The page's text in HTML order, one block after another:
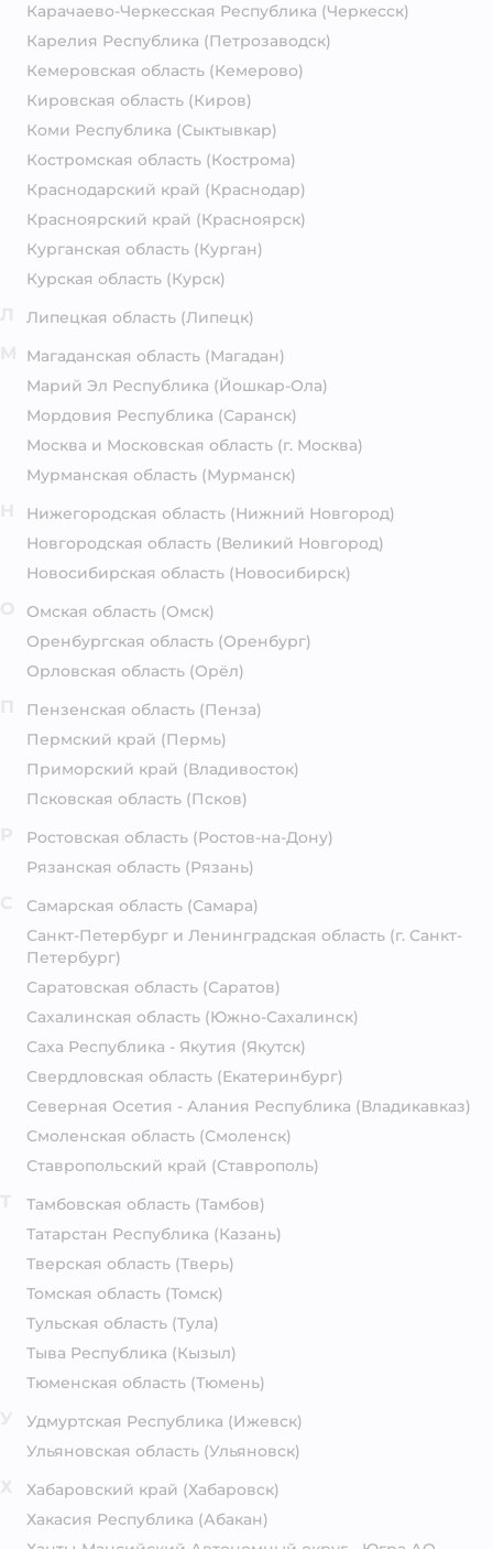
Карачаево-Черкесская Республика (Черкесск)
Карелия Республика (Петрозаводск)
Кемеровская область (Кемерово)
Кировская область (Киров)
Коми Республика (Сыктывкар)
Костромская область (Кострома)
Краснодарский край (Краснодар)
Красноярский край (Красноярск)
Курганская область (Курган)
Курская область (Курск)
Липецкая область (Липецк)
Магаданская область (Магадан)
Марий Эл Республика (Йошкар-Ола)
Мордовия Республика (Саранск)
Москва и Московская область (г. Москва)
Мурманская область (Мурманск)
Нижегородская область (Нижний Новгород)
Новгородская область (Великий Новгород)
Новосибирская область (Новосибирск)
Омская область (Омск)
Оренбургская область (Оренбург)
Орловская область (Орёл)
Пензенская область (Пенза)
Пермский край (Пермь)
Приморский край (Владивосток)
Псковская область (Псков)
Ростовская область (Ростов-на-Дону)
Рязанская область (Рязань)
Самарская область (Самара)
Санкт-Петербург и Ленинградская область (г. Санкт-
Петербург)
Саратовская область (Саратов)
Сахалинская область (Южно-Сахалинск)
Саха Республика - Якутия (Якутск)
Свердловская область (Екатеринбург)
Северная Осетия - Алания Республика (Владикавказ)
Смоленская область (Смоленск)
Ставропольский край (Ставрополь)
Тамбовская область (Тамбов)
Татарстан Республика (Казань)
Тверская область (Тверь)
Томская область (Томск)
Тульская область (Тула)
Тыва Республика (Кызыл)
Тюменская область (Тюмень)
Удмуртская Республика (Ижевск)
Ульяновская область (Ульяновск)
Хабаровский край (Хабаровск)
Хакасия Республика (Абакан)